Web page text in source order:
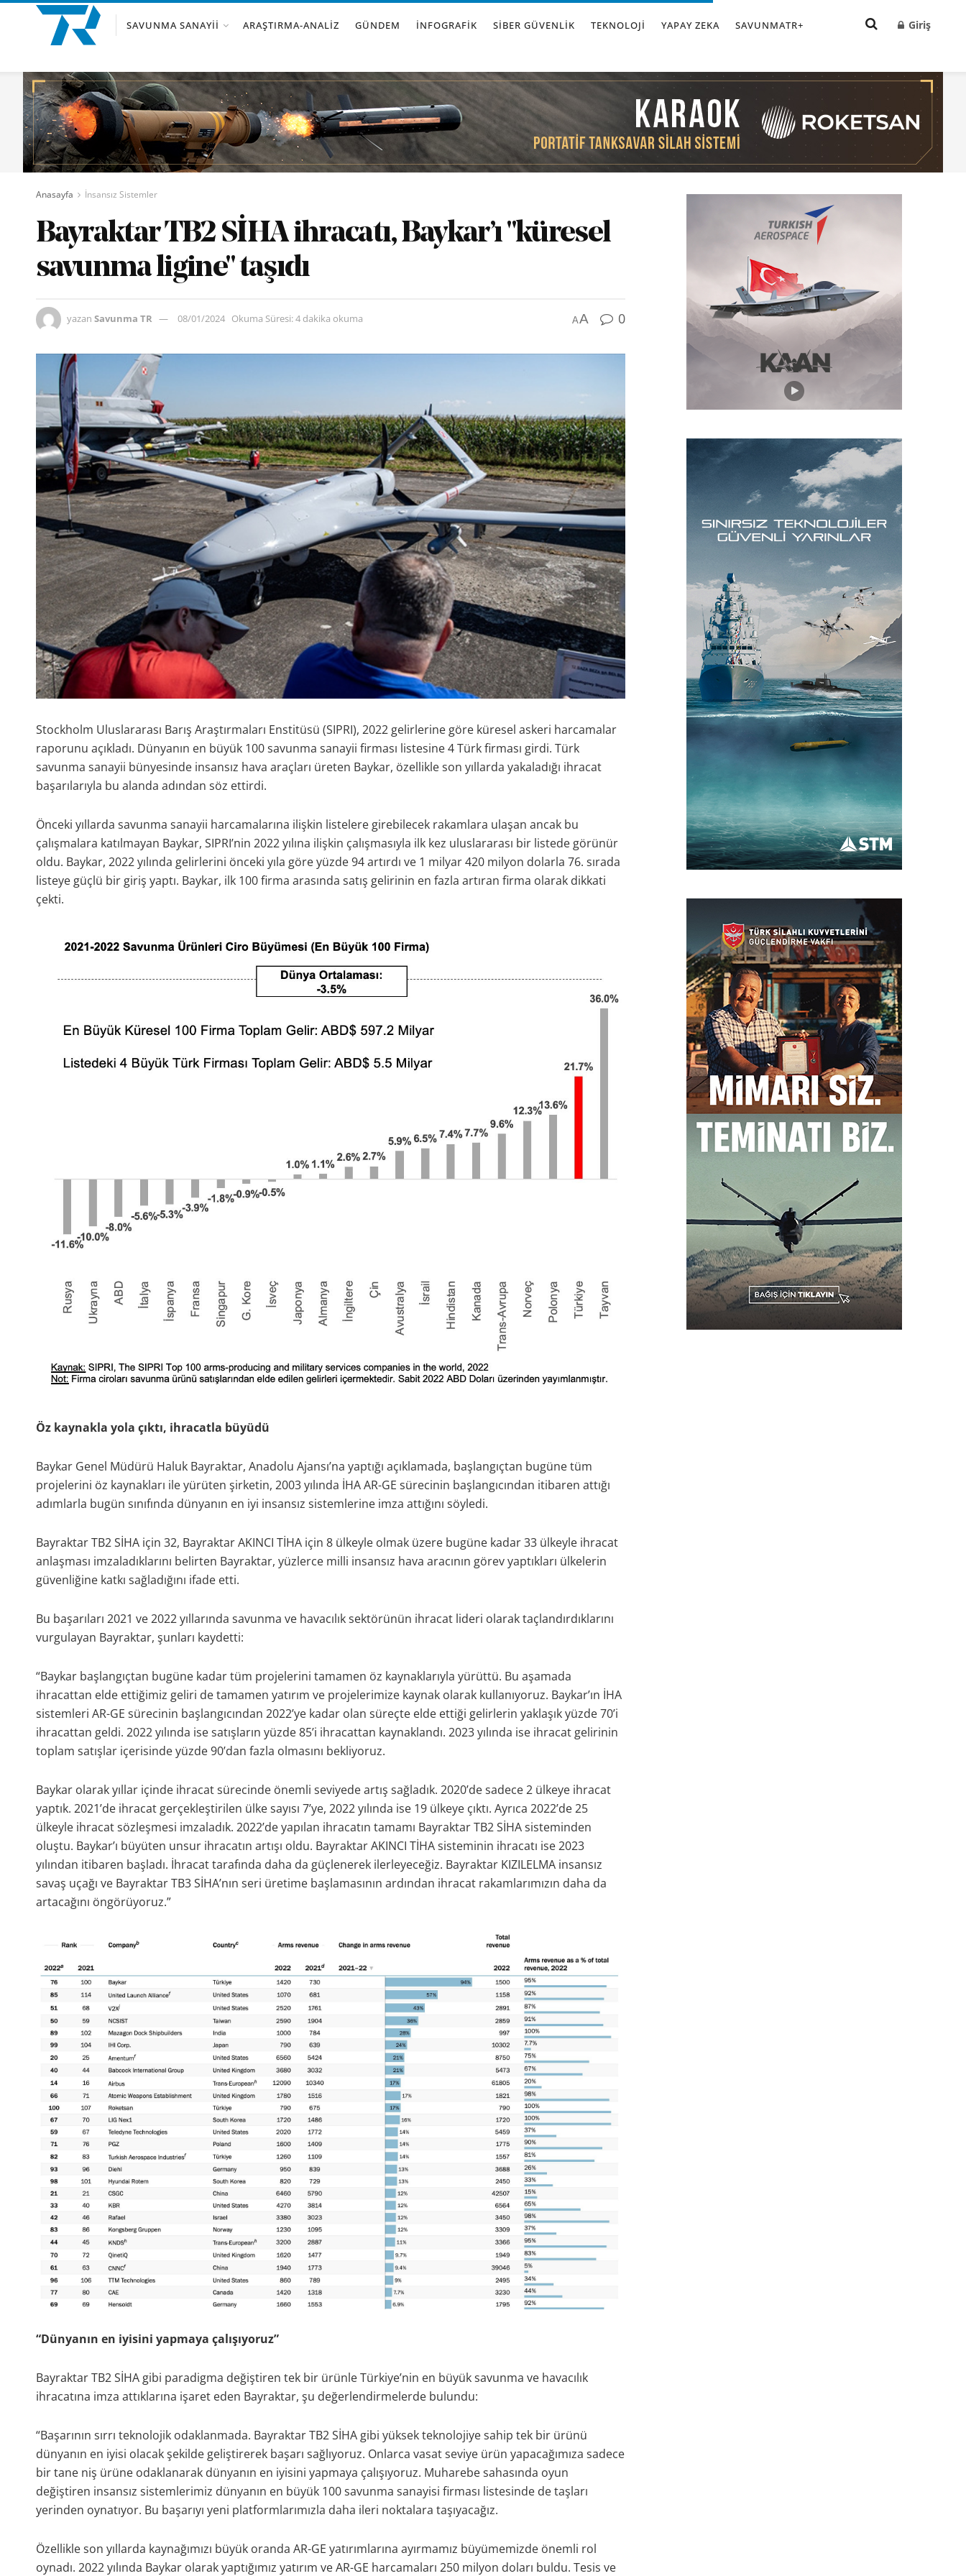
SAVUNMA SANAYII ARAŞTIRMA-ANALIZ GÜNDEM İNFOGRAFIK SIBER GÜVENLIK TEKNOLOJI YAPAY ZEKA SAVUNMATR+ Giriş
Anasayfa İnsansız Sistemler
Bayraktar TB2 SİHA ihracatı, Baykar’ı "küresel
savunma ligine" taşıdı
yazan Savunma TR 08/01/2024 Okuma Süresi: 4 dakika okuma AA 0
Stockholm Uluslararası Barış Araştırmaları Enstitüsü (SIPRI), 2022 gelirlerine göre küresel askeri harcamalar
raporunu açıkladı. Dünyanın en büyük 100 savunma sanayii firması listesine 4 Türk firması girdi. Türk
savunma sanayii bünyesinde insansız hava araçları üreten Baykar, özellikle son yıllarda yakaladığı ihracat
başarılarıyla bu alanda adından söz ettirdi.
Önceki yıllarda savunma sanayii harcamalarına ilişkin listelere girebilecek rakamlara ulaşan ancak bu
çalışmalara katılmayan Baykar, SIPRI’nin 2022 yılına ilişkin çalışmasıyla ilk kez uluslararası bir listede görünür
oldu. Baykar, 2022 yılında gelirlerini önceki yıla göre yüzde 94 artırdı ve 1 milyar 420 milyon dolarla 76. sırada
listeye güçlü bir giriş yaptı. Baykar, ilk 100 firma arasında satış gelirinin en fazla artıran firma olarak dikkati
çekti.
Öz kaynakla yola çıktı, ihracatla büyüdü
Baykar Genel Müdürü Haluk Bayraktar, Anadolu Ajansı’na yaptığı açıklamada, başlangıçtan bugüne tüm
projelerini öz kaynakları ile yürüten şirketin, 2003 yılında İHA AR-GE sürecinin başlangıcından itibaren attığı
adımlarla bugün sınıfında dünyanın en iyi insansız sistemlerine imza attığını söyledi.
Bayraktar TB2 SİHA için 32, Bayraktar AKINCI TİHA için 8 ülkeyle olmak üzere bugüne kadar 33 ülkeyle ihracat
anlaşması imzaladıklarını belirten Bayraktar, yüzlerce milli insansız hava aracının görev yaptıkları ülkelerin
güvenliğine katkı sağladığını ifade etti.
Bu başarıları 2021 ve 2022 yıllarında savunma ve havacılık sektörünün ihracat lideri olarak taçlandırdıklarını
vurgulayan Bayraktar, şunları kaydetti:
“Baykar başlangıçtan bugüne kadar tüm projelerini tamamen öz kaynaklarıyla yürüttü. Bu aşamada
ihracattan elde ettiğimiz geliri de tamamen yatırım ve projelerimize kaynak olarak kullanıyoruz. Baykar’ın İHA
sistemleri AR-GE sürecinin başlangıcından 2022’ye kadar olan süreçte elde ettiği gelirlerin yaklaşık yüzde 70’i
ihracattan geldi. 2022 yılında ise satışların yüzde 85’i ihracattan kaynaklandı. 2023 yılında ise ihracat gelirinin
toplam satışlar içerisinde yüzde 90’dan fazla olmasını bekliyoruz.
Baykar olarak yıllar içinde ihracat sürecinde önemli seviyede artış sağladık. 2020’de sadece 2 ülkeye ihracat
yaptık. 2021’de ihracat gerçekleştirilen ülke sayısı 7’ye, 2022 yılında ise 19 ülkeye çıktı. Ayrıca 2022’de 25
ülkeyle ihracat sözleşmesi imzaladık. 2022’de yapılan ihracatın tamamı Bayraktar TB2 SİHA sisteminden
oluştu. Baykar’ı büyüten unsur ihracatın artışı oldu. Bayraktar AKINCI TİHA sisteminin ihracatı ise 2023
yılından itibaren başladı. İhracat tarafında daha da güçlenerek ilerleyeceğiz. Bayraktar KIZILELMA insansız
savaş uçağı ve Bayraktar TB3 SİHA’nın seri üretime başlamasının ardından ihracat rakamlarımızın daha da
artacağını öngörüyoruz.”
“Dünyanın en iyisini yapmaya çalışıyoruz”
Bayraktar TB2 SİHA gibi paradigma değiştiren tek bir ürünle Türkiye’nin en büyük savunma ve havacılık
ihracatına imza attıklarına işaret eden Bayraktar, şu değerlendirmelerde bulundu:
“Başarının sırrı teknolojik odaklanmada. Bayraktar TB2 SİHA gibi yüksek teknolojiye sahip tek bir ürünü
dünyanın en iyisi olacak şekilde geliştirerek başarı sağlıyoruz. Onlarca vasat seviye ürün yapacağımıza sadece
bir tane niş ürüne odaklanarak dünyanın en iyisini yapmaya çalışıyoruz. Muharebe sahasında oyun
değiştiren insansız sistemlerimiz dünyanın en büyük 100 savunma sanayisi firması listesinde de taşları
yerinden oynatıyor. Bu başarıyı yeni platformlarımızla daha ileri noktalara taşıyacağız.
Özellikle son yıllarda kaynağımızı büyük oranda AR-GE yatırımlarına ayırmamız büyümemizde önemli rol
oynadı. 2022 yılında Baykar olarak yaptığımız yatırım ve AR-GE harcamaları 250 milyon doları buldu. Tesis ve